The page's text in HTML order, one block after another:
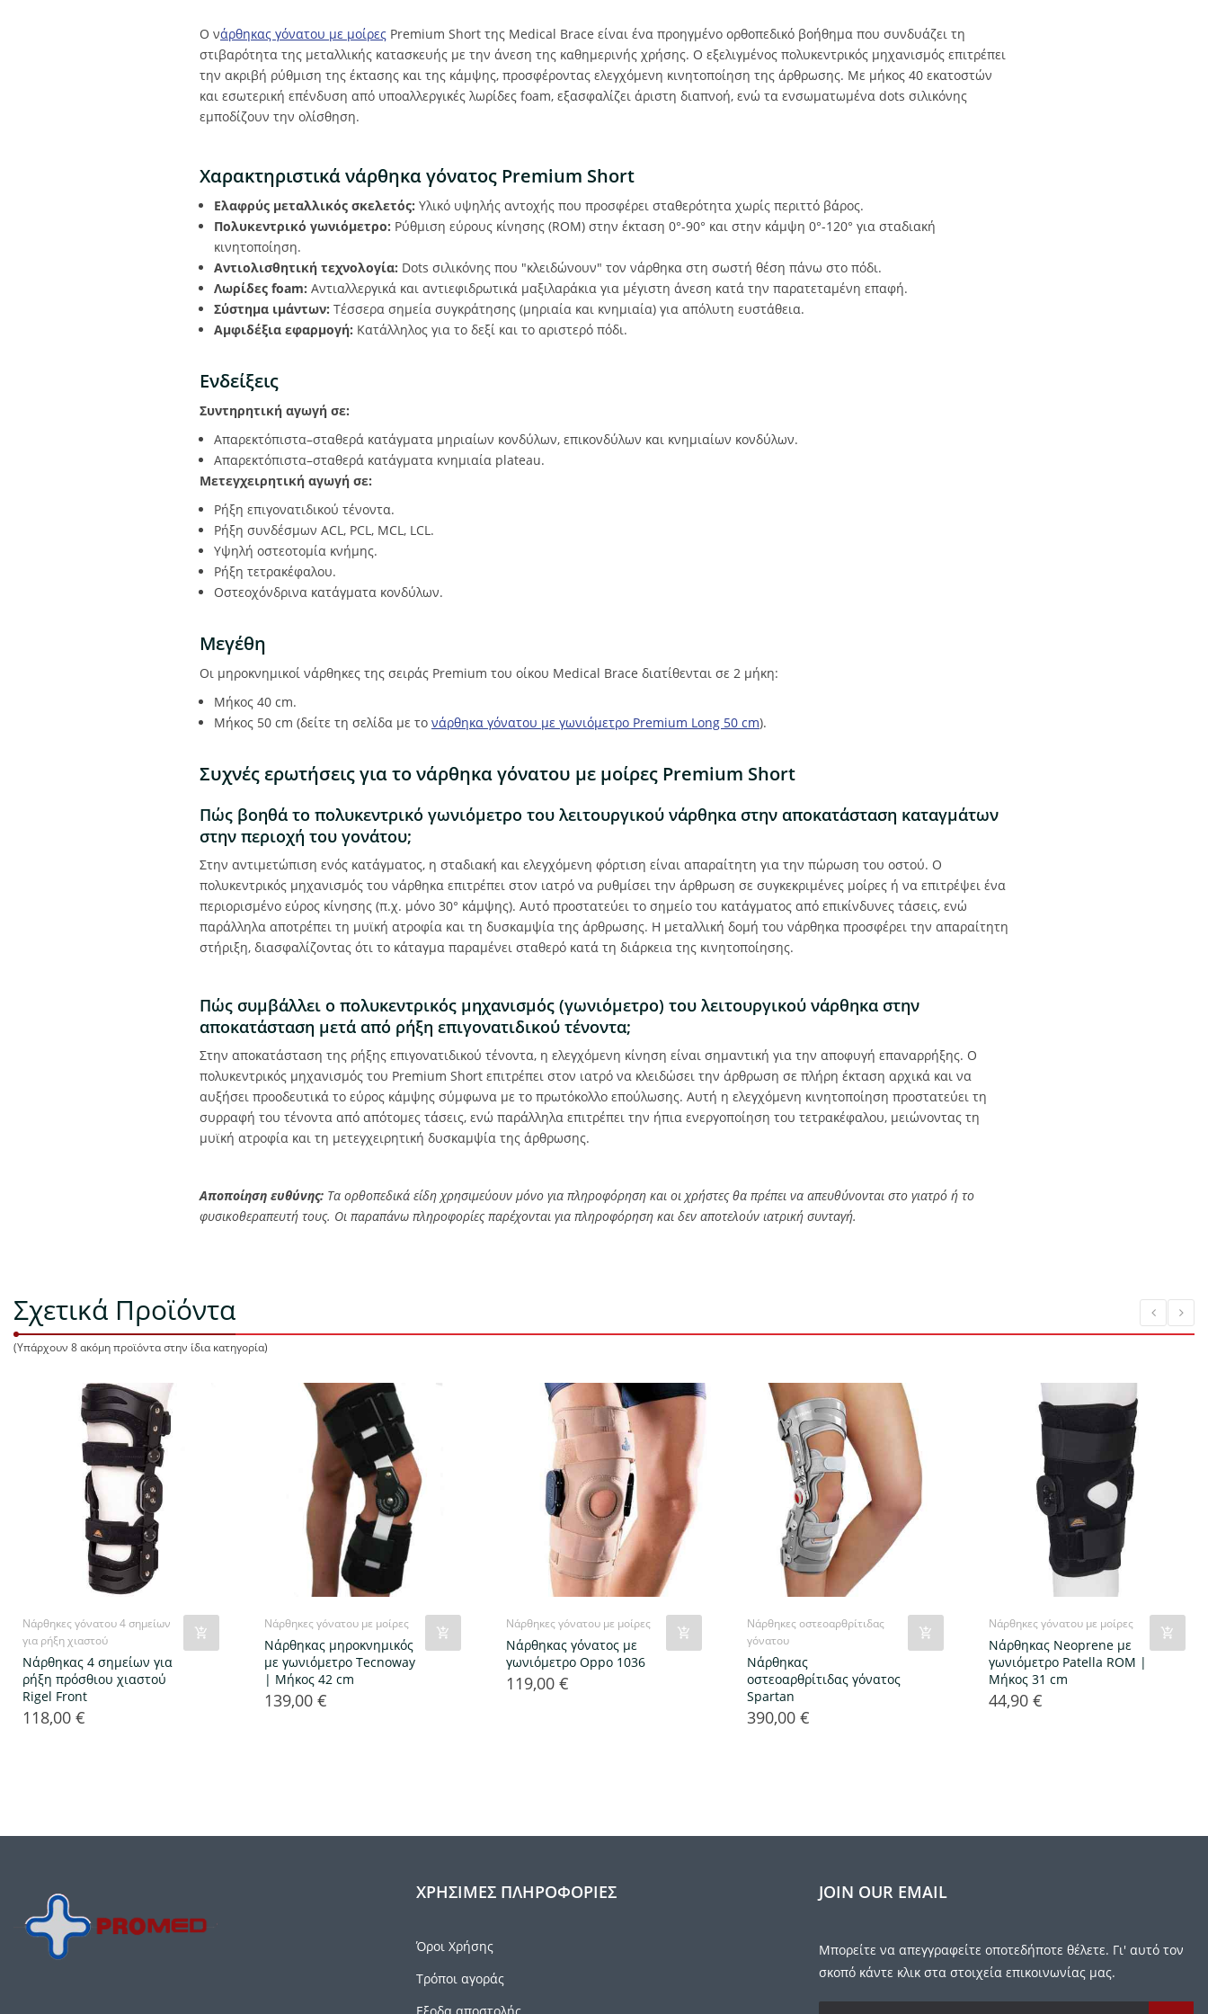
Ο νάρθηκας γόνατου με μοίρες Premium Short της Medical Brace είναι ένα προηγμένο ορθοπεδικό βοήθημα που συνδυάζει τη
στιβαρότητα της μεταλλικής κατασκευής με την άνεση της καθημερινής χρήσης. Ο εξελιγμένος πολυκεντρικός μηχανισμός επιτρέπει
την ακριβή ρύθμιση της έκτασης και της κάμψης, προσφέροντας ελεγχόμενη κινητοποίηση της άρθρωσης. Με μήκος 40 εκατοστών
και εσωτερική επένδυση από υποαλλεργικές λωρίδες foam, εξασφαλίζει άριστη διαπνοή, ενώ τα ενσωματωμένα dots σιλικόνης
εμποδίζουν την ολίσθηση.
Χαρακτηριστικά νάρθηκα γόνατος Premium Short
Ελαφρύς μεταλλικός σκελετός: Υλικό υψηλής αντοχής που προσφέρει σταθερότητα χωρίς περιττό βάρος.
Πολυκεντρικό γωνιόμετρο: Ρύθμιση εύρους κίνησης (ROM) στην έκταση 0°-90° και στην κάμψη 0°-120° για σταδιακή
κινητοποίηση.
Αντιολισθητική τεχνολογία: Dots σιλικόνης που "κλειδώνουν" τον νάρθηκα στη σωστή θέση πάνω στο πόδι.
Λωρίδες foam: Αντιαλλεργικά και αντιεφιδρωτικά μαξιλαράκια για μέγιστη άνεση κατά την παρατεταμένη επαφή.
Σύστημα ιμάντων: Τέσσερα σημεία συγκράτησης (μηριαία και κνημιαία) για απόλυτη ευστάθεια.
Αμφιδέξια εφαρμογή: Κατάλληλος για το δεξί και το αριστερό πόδι.
Ενδείξεις
Συντηρητική αγωγή σε:
Απαρεκτόπιστα–σταθερά κατάγματα μηριαίων κονδύλων, επικονδύλων και κνημιαίων κονδύλων.
Απαρεκτόπιστα–σταθερά κατάγματα κνημιαία plateau.
Μετεγχειρητική αγωγή σε:
Ρήξη επιγονατιδικού τένοντα.
Ρήξη συνδέσμων ACL, PCL, MCL, LCL.
Υψηλή οστεοτομία κνήμης.
Ρήξη τετρακέφαλου.
Οστεοχόνδρινα κατάγματα κονδύλων.
Μεγέθη
Οι μηροκνημικοί νάρθηκες της σειράς Premium του οίκου Medical Brace διατίθενται σε 2 μήκη:
Μήκος 40 cm.
Μήκος 50 cm (δείτε τη σελίδα με το νάρθηκα γόνατου με γωνιόμετρο Premium Long 50 cm).
Συχνές ερωτήσεις για το νάρθηκα γόνατου με μοίρες Premium Short
Πώς βοηθά το πολυκεντρικό γωνιόμετρο του λειτουργικού νάρθηκα στην αποκατάσταση καταγμάτων
στην περιοχή του γονάτου;
Στην αντιμετώπιση ενός κατάγματος, η σταδιακή και ελεγχόμενη φόρτιση είναι απαραίτητη για την πώρωση του οστού. Ο
πολυκεντρικός μηχανισμός του νάρθηκα επιτρέπει στον ιατρό να ρυθμίσει την άρθρωση σε συγκεκριμένες μοίρες ή να επιτρέψει ένα
περιορισμένο εύρος κίνησης (π.χ. μόνο 30° κάμψης). Αυτό προστατεύει το σημείο του κατάγματος από επικίνδυνες τάσεις, ενώ
παράλληλα αποτρέπει τη μυϊκή ατροφία και τη δυσκαμψία της άρθρωσης. Η μεταλλική δομή του νάρθηκα προσφέρει την απαραίτητη
στήριξη, διασφαλίζοντας ότι το κάταγμα παραμένει σταθερό κατά τη διάρκεια της κινητοποίησης.
Πώς συμβάλλει ο πολυκεντρικός μηχανισμός (γωνιόμετρο) του λειτουργικού νάρθηκα στην
αποκατάσταση μετά από ρήξη επιγονατιδικού τένοντα;
Στην αποκατάσταση της ρήξης επιγονατιδικού τένοντα, η ελεγχόμενη κίνηση είναι σημαντική για την αποφυγή επαναρρήξης. Ο
πολυκεντρικός μηχανισμός του Premium Short επιτρέπει στον ιατρό να κλειδώσει την άρθρωση σε πλήρη έκταση αρχικά και να
αυξήσει προοδευτικά το εύρος κάμψης σύμφωνα με το πρωτόκολλο επούλωσης. Αυτή η ελεγχόμενη κινητοποίηση προστατεύει τη
συρραφή του τένοντα από απότομες τάσεις, ενώ παράλληλα επιτρέπει την ήπια ενεργοποίηση του τετρακέφαλου, μειώνοντας τη
μυϊκή ατροφία και τη μετεγχειρητική δυσκαμψία της άρθρωσης.
Αποποίηση ευθύνης: Τα ορθοπεδικά είδη χρησιμεύουν μόνο για πληροφόρηση και οι χρήστες θα πρέπει να απευθύνονται στο γιατρό ή το
φυσικοθεραπευτή τους. Οι παραπάνω πληροφορίες παρέχονται για πληροφόρηση και δεν αποτελούν ιατρική συνταγή.
Σχετικά Προϊόντα
(Υπάρχουν 8 ακόμη προϊόντα στην ίδια κατηγορία)
Νάρθηκες γόνατου 4 σημείων
για ρήξη χιαστού
Νάρθηκας 4 σημείων για
ρήξη πρόσθιου χιαστού
Rigel Front
Τιμή
118,00 €
Νάρθηκες γόνατου με μοίρες
Νάρθηκας μηροκνημικός
με γωνιόμετρο Tecnoway
| Μήκος 42 cm
Τιμή
139,00 €
Νάρθηκες γόνατου με μοίρες
Nάρθηκας γόνατος με
γωνιόμετρο Oppo 1036
Τιμή
119,00 €
Νάρθηκες οστεοαρθρίτιδας
γόνατου
Νάρθηκας
οστεοαρθρίτιδας γόνατος
Spartan
Τιμή
390,00 €
Νάρθηκες γόνατου με μοίρες
Νάρθηκας Neoprene με
γωνιόμετρο Patella RΟΜ |
Μήκος 31 cm
Τιμή
44,90 €
ΧΡΉΣΙΜΕΣ ΠΛΗΡΟΦΟΡΊΕΣ
Όροι Χρήσης
Τρόποι αγοράς
JOIN OUR EMAIL
Μπορείτε να απεγγραφείτε οποτεδήποτε θέλετε. Γι' αυτό τον
σκοπό κάντε κλικ στα στοιχεία επικοινωνίας μας.